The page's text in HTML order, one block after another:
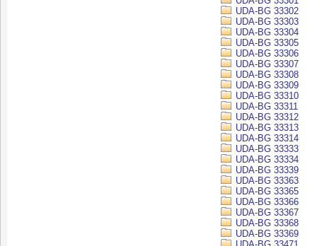
UDA-BG 33302
UDA-BG 33303
UDA-BG 33304
UDA-BG 33305
UDA-BG 33306
UDA-BG 33307
UDA-BG 33308
UDA-BG 33309
UDA-BG 33310
UDA-BG 33311
UDA-BG 33312
UDA-BG 33313
UDA-BG 33314
UDA-BG 33333
UDA-BG 33334
UDA-BG 33339
UDA-BG 33363
UDA-BG 33365
UDA-BG 33366
UDA-BG 33367
UDA-BG 33368
UDA-BG 33369